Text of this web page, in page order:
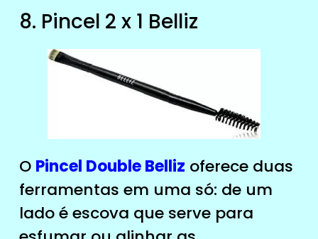
8. Pincel 2 x 1 Belliz
O Pincel Double Belliz oferece duas
ferramentas em uma só: de um
lado é escova que serve para